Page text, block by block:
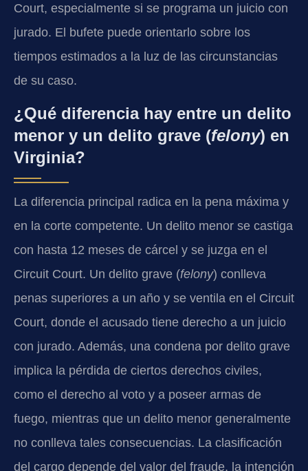
Court, especialmente si se programa un juicio con
jurado. El bufete puede orientarlo sobre los
tiempos estimados a la luz de las circunstancias
de su caso.
¿Qué diferencia hay entre un delito
menor y un delito grave (felony) en
Virginia?
La diferencia principal radica en la pena máxima y
en la corte competente. Un delito menor se castiga
con hasta 12 meses de cárcel y se juzga en el
Circuit Court. Un delito grave (felony) conlleva
penas superiores a un año y se ventila en el Circuit
Court, donde el acusado tiene derecho a un juicio
con jurado. Además, una condena por delito grave
implica la pérdida de ciertos derechos civiles,
como el derecho al voto y a poseer armas de
fuego, mientras que un delito menor generalmente
no conlleva tales consecuencias. La clasificación
del cargo depende del valor del fraude, la intención